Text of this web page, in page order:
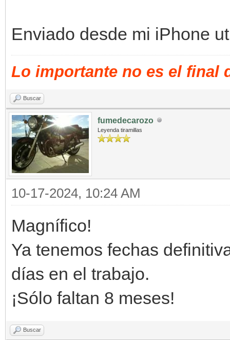
Enviado desde mi iPhone
Lo importante no es el final
Buscar
fumedecarozo
Leyenda tiramillas
10-17-2024, 10:24 AM
Magnífico!
Ya tenemos fechas
días en el trabajo.
¡Sólo faltan 8 meses!
Buscar